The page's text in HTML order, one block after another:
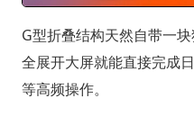
G型折叠结构天然自带一
全展开大屏就能直接完成
等高频操作。